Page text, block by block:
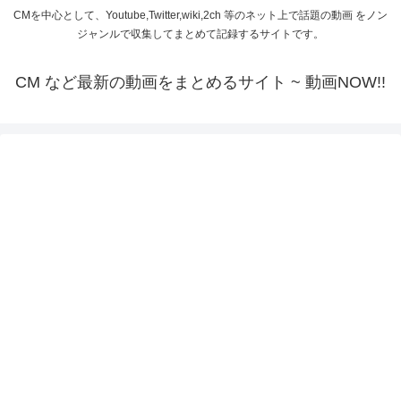
CMを中心として、Youtube,Twitter,wiki,2ch 等のネット上で話題の動画 をノン
ジャンルで収集してまとめて記録するサイトです。
CM など最新の動画をまとめるサイト ~ 動画NOW!!